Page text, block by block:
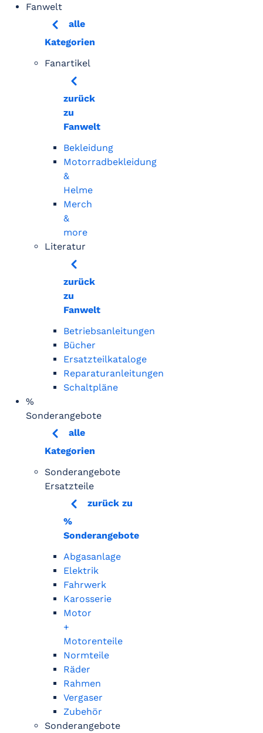
Fanwelt
alle
Kategorien
Fanartikel
zurück
zu
Fanwelt
Bekleidung
Motorradbekleidung
&
Helme
Merch
&
more
Literatur
zurück
zu
Fanwelt
Betriebsanleitungen
Bücher
Ersatzteilkataloge
Reparaturanleitungen
Schaltpläne
%
Sonderangebote
alle
Kategorien
Sonderangebote
Ersatzteile
zurück zu
%
Sonderangebote
Abgasanlage
Elektrik
Fahrwerk
Karosserie
Motor
+
Motorenteile
Normteile
Räder
Rahmen
Vergaser
Zubehör
Sonderangebote